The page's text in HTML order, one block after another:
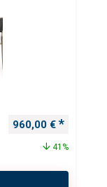
Ursprünglicher
960,00 €
41%